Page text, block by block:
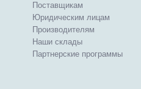
Поставщикам
Юридическим лицам
Производителям
Наши склады
Партнерские программы